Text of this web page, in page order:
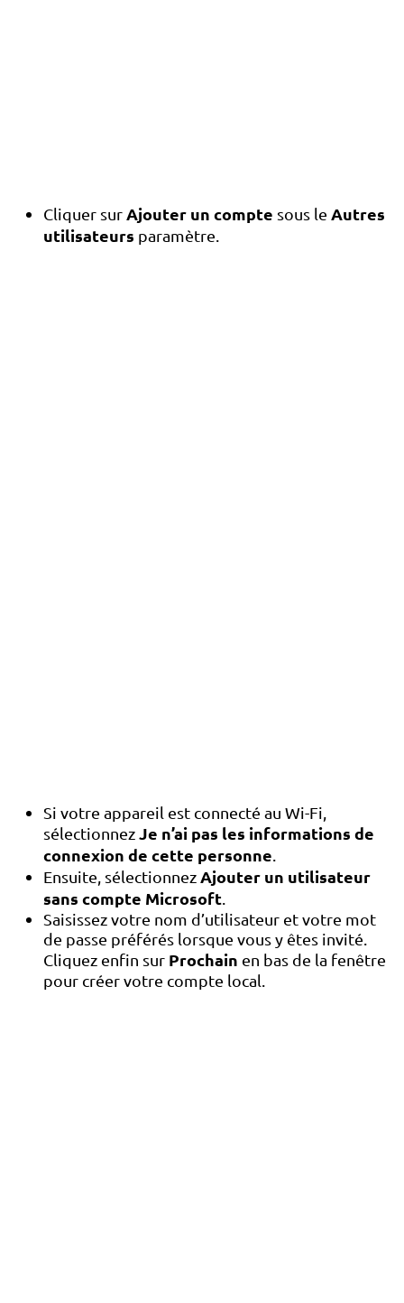
Cliquer surAjouter un compte sous le Autres
utilisateurs paramètre.
Si votre appareil est connecté au Wi-Fi,
sélectionnezJe n’ai pas les informations de
connexion de cette personne
Ensuite, sélectionnezAjouter un utilisateur
sans compte Microsoft
Saisissez votre nom d’utilisateur et votre mot
de passe préférés lorsque vous y êtes invité.
Cliquez enfin sur Prochain en bas de la fenêtre
pour créer votre compte local.